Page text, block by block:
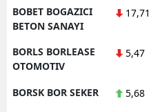
BOBET BOGAZICI
BETON SANAYI
17,71
BORLS BORLEASE
OTOMOTIV
5,47
BORSK BOR SEKER 5,68